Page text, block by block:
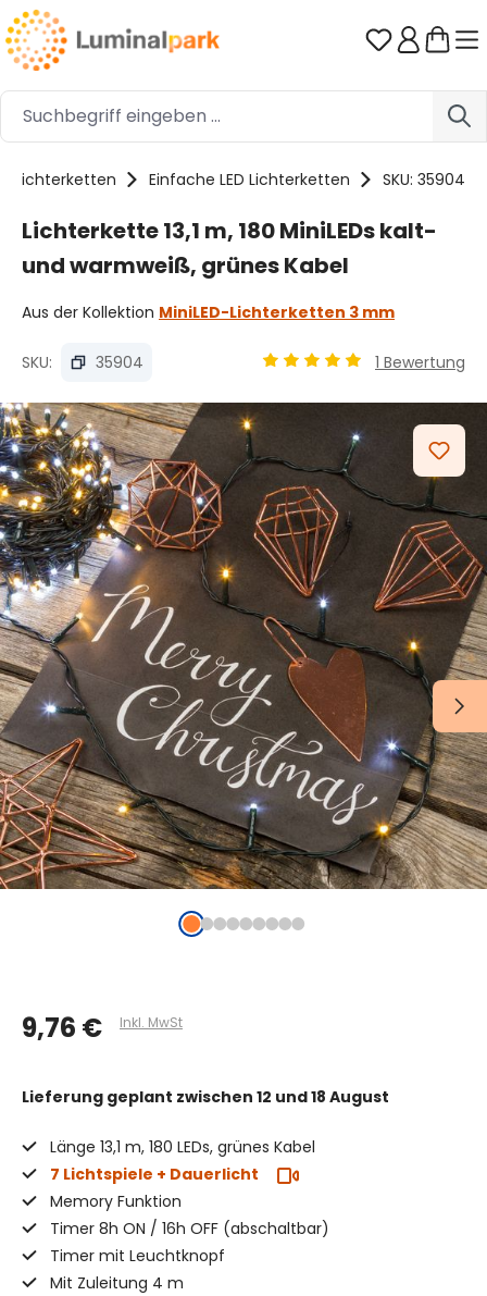
Zum Hauptinhalt springen Du hast 0
Lichterketten Einfache LED Lichterketten SKU: 35904
Lichterkette 13,1 m, 180 MiniLEDs kalt-
und warmweiß, grünes Kabel
Aus der Kollektion MiniLED-Lichterketten 3 mm
SKU: 35904 1 Bewertung
Bildergalerie überspringen
9,76 € Inkl. MwSt
Lieferung geplant zwischen 12 und 18 August
Länge 13,1 m, 180 LEDs, grünes Kabel
7 Lichtspiele + Dauerlicht
Memory Funktion
Timer 8h ON / 16h OFF (abschaltbar)
Timer mit Leuchtknopf
Mit Zuleitung 4 m